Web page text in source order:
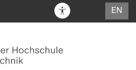
EN